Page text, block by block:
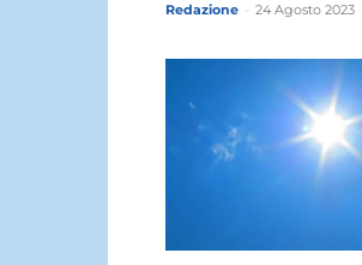
Redazione 24 Agosto 2023